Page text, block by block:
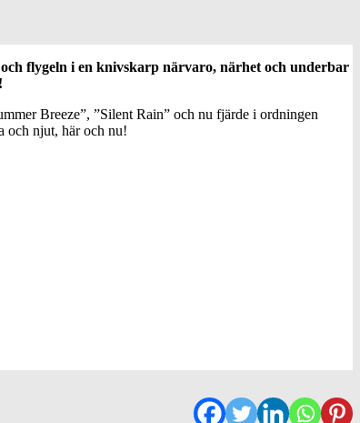
flygeln i en knivskarp närvaro, närhet och underbar
Breeze”, ”Silent Rain” och nu fjärde i ordningen
och njut, här och nu!